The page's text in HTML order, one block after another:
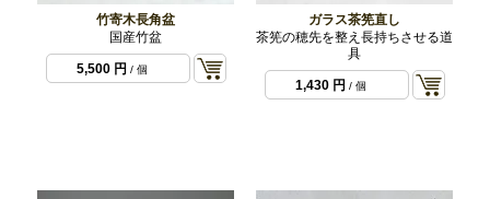
竹寄木長角盆
国産竹盆
5,500 円 / 個
ガラス茶筅直し
茶筅の穂先を整え長持ちさせる道
具
1,430 円 / 個